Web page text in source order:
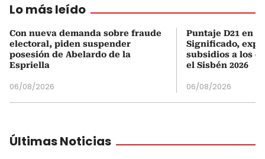
Lo más leído
Con nueva demanda sobre fraude
electoral, piden suspender
posesión de Abelardo de la
Espriella
06/08/2026
Puntaje D21 en
Significado,
subsidios a los
el Sisbén 2026
06/08/2026
Últimas Noticias